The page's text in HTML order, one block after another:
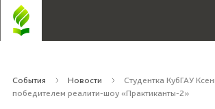
События Новости
Студентка КубГАУ
победителем реалити-шоу «Практиканты-2»